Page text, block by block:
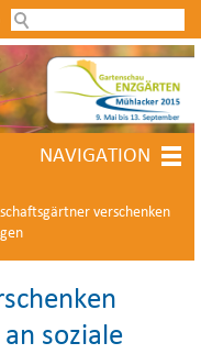
NAVIGATION
verschenken
soziale